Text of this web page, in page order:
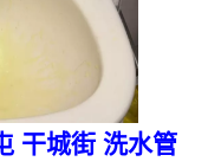
干城街 洗水管